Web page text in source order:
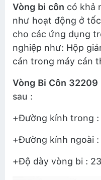
Vòng bi côn có khả
như hoạt động ở
cho các ứng dụng
nghiệp như: Hộp
cán trong máy cán
Vòng Bi Côn
sau :
+Đường kính trong :
+Đường kính ngoài :
+Độ dày vòng bi :